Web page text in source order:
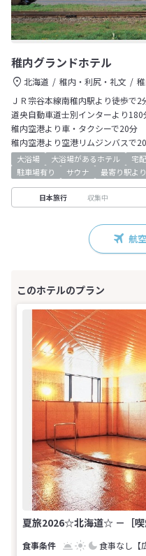
稚内グランドホテル
北海道 稚内・利尻・礼文
ＪＲ宗谷本線南稚内駅より徒歩で2
道央自動車道士別インターより180
稚内空港より車・タクシーで20分
稚内空港より空港リムジンバスで
大浴場 大浴場があるホテル 宅
駐車場有り
サウナ 最寄り駅よ
日本旅行 収集中
航
夏旅2026☆北海道☆ －［喫
食事なし